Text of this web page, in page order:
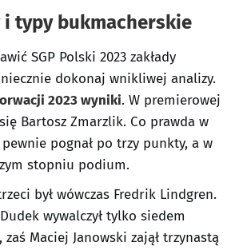
i typy bukmacherskie
SGP Polski 2023 zakłady
dokonaj wnikliwej analizy.
2023 wyniki. W premierowej
Bartosz Zmarzlik. Co prawda w
pognał po trzy punkty, a w
stopniu podium.
był wówczas Fredrik Lindgren.
wywalczył tylko siedem
Maciej Janowski zajął trzynastą